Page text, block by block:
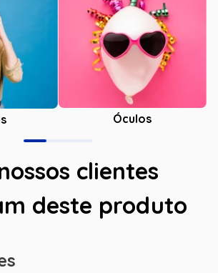
Óculos
clientes
deste produto